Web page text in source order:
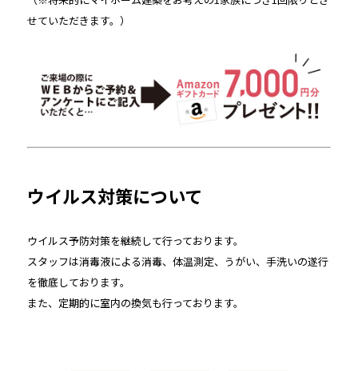
せていただきます。）
ウイルス対策について
ウイルス予防対策を継続して行っております。
スタッフは消毒液による消毒、体温測定、うがい、手洗いの遂行
を徹底しております。
また、定期的に室内の換気も行っております。